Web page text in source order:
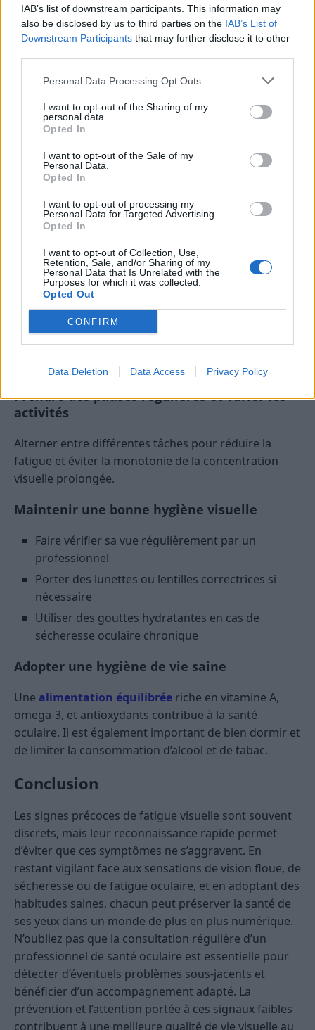
IAB’s list of downstream participants. This information may
also be disclosed by us to third parties on the IAB’s List of
Downstream Participants that may further disclose it to other
Personal Data Processing Opt Outs
I want to opt-out of the Sharing of my
personal data.
Opted In
I want to opt-out of the Sale of my
Personal Data.
Opted In
I want to opt-out of processing my
Personal Data for Targeted Advertising.
Opted In
I want to opt-out of Collection, Use,
Retention, Sale, and/or Sharing of my
Personal Data that Is Unrelated with the
Purposes for which it was collected.
Opted Out
CONFIRM
Data Deletion Data Access Privacy Policy
Conseils pour prévenir la fatigue
visuelle dès ses premiers signes
Adopter de bonnes habitudes peut significativement
signes précoces :
Comme mentionné précédemment, regarder à 20
20 minutes d’utilisation d’écrans permet de détendre
les muscles oculaires.
Optimiser l’éclairage et la position de l’écran
S’assurer que l’éclairage ambiant est suffisant et
évite les reflets
Positionner l’écran à la hauteur des yeux, à une
distance d’environ 50-70 cm
Utiliser un filtre anti-reflet si nécessaire
Prendre des pauses régulières et varier les
activités
Alterner entre différentes tâches pour réduire la
fatigue et éviter la monotonie de la concentration
visuelle prolongée.
Maintenir une bonne hygiène visuelle
Faire vérifier sa vue régulièrement par un
professionnel
Porter des lunettes ou lentilles correctrices si
nécessaire
Utiliser des gouttes hydratantes en cas de
sécheresse oculaire chronique
Adopter une hygiène de vie saine
Une alimentation équilibrée riche en vitamine A,
omega-3, et antioxydants contribue à la santé
oculaire. Il est également important de bien dormir et
de limiter la consommation d’alcool et de tabac.
Conclusion
Les signes précoces de fatigue visuelle sont souvent
discrets, mais leur reconnaissance rapide permet
d’éviter que ces symptômes ne s’aggravent. En
restant vigilant face aux sensations de vision floue, de
sécheresse ou de fatigue oculaire, et en adoptant des
habitudes saines, chacun peut préserver la santé de
ses yeux dans un monde de plus en plus numérique.
N’oubliez pas que la consultation régulière d’un
professionnel de santé oculaire est essentielle pour
détecter d’éventuels problèmes sous-jacents et
bénéficier d’un accompagnement adapté. La
prévention et l’attention portée à ces signaux faibles
contribuent à une meilleure qualité de vie visuelle au